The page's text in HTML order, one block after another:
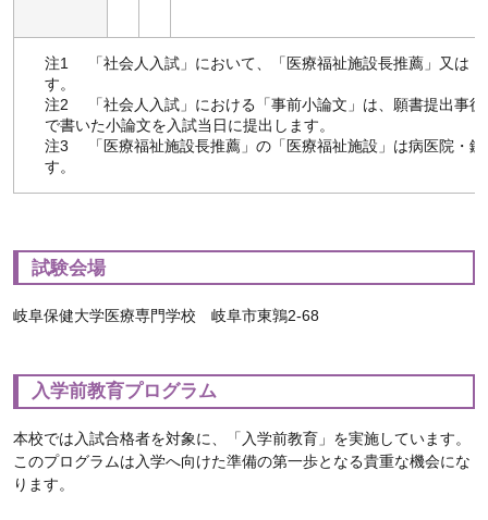
注1 「社会人入試」において、「医療福祉施設長推薦」又は「
す。
注2 「社会人入試」における「事前小論文」は、願書提出事後
で書いた小論文を入試当日に提出します。
注3 「医療福祉施設長推薦」の「医療福祉施設」は病医院・鍼
す。
試験会場
岐阜保健大学医療専門学校 岐阜市東鶉2-68
入学前教育プログラム
本校では入試合格者を対象に、「入学前教育」を実施しています。
このプログラムは入学へ向けた準備の第一歩となる貴重な機会にな
ります。